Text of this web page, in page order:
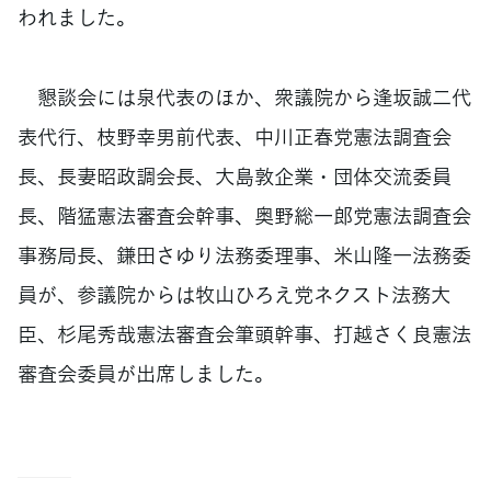
われました。
懇談会には泉代表のほか、衆議院から逢坂誠二代
表代行、枝野幸男前代表、中川正春党憲法調査会
長、長妻昭政調会長、大島敦企業・団体交流委員
長、階猛憲法審査会幹事、奥野総一郎党憲法調査会
事務局長、鎌田さゆり法務委理事、米山隆一法務委
員が、参議院からは牧山ひろえ党ネクスト法務大
臣、杉尾秀哉憲法審査会筆頭幹事、打越さく良憲法
審査会委員が出席しました。